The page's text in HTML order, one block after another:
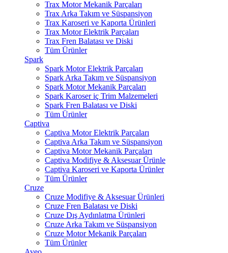
Trax Motor Mekanik Parçaları
Trax Arka Takım ve Süspansiyon
Trax Karoseri ve Kaporta Ürünleri
Trax Motor Elektrik Parçaları
Trax Fren Balatası ve Diski
Tüm Ürünler
Spark
Spark Motor Elektrik Parçaları
Spark Arka Takım ve Süspansiyon
Spark Motor Mekanik Parçaları
Spark Karoser iç Trim Malzemeleri
Spark Fren Balatası ve Diski
Tüm Ürünler
Captiva
Captiva Motor Elektrik Parçaları
Captiva Arka Takım ve Süspansiyon
Captiva Motor Mekanik Parçaları
Captiva Modifiye & Aksesuar Ürünle
Captiva Karoseri ve Kaporta Ürünler
Tüm Ürünler
Cruze
Cruze Modifiye & Aksesuar Ürünleri
Cruze Fren Balatası ve Diski
Cruze Dış Aydınlatma Ürünleri
Cruze Arka Takım ve Süspansiyon
Cruze Motor Mekanik Parçaları
Tüm Ürünler